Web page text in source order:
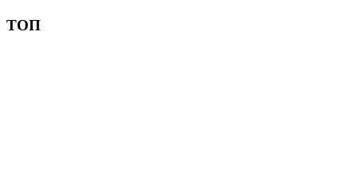
ТОП